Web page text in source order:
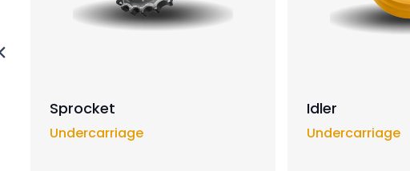
Sprocket
Undercarriage
Idler
Undercarriage